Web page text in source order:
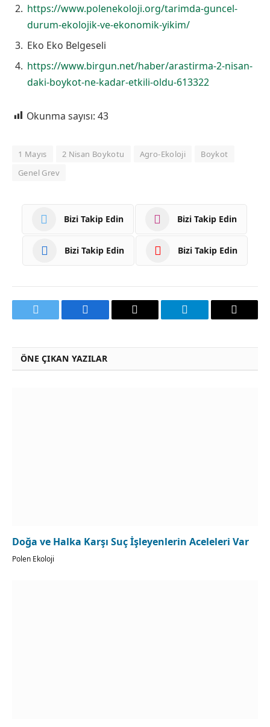
https://www.polenekoloji.org/tarimda-guncel-
durum-ekolojik-ve-ekonomik-yikim/
Eko Eko Belgeseli
https://www.birgun.net/haber/arastirma-2-nisan-
daki-boykot-ne-kadar-etkili-oldu-613322
Okunma sayısı: 43
1 Mayıs 2 Nisan Boykotu Agro-Ekoloji
Boykot
Genel Grev
Bizi Takip Edin Bizi Takip Edin
Bizi Takip Edin Bizi Takip Edin
Twitter Facebook Email Telegram Threads
ÖNE ÇIKAN YAZILAR
Doğa ve Halka Karşı Suç İşleyenlerin Aceleleri Var
Polen Ekoloji